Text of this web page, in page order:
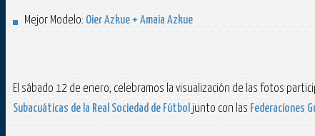
Mejor Modelo: Oier Azkue + Amaia Azkue
El sábado 12 de enero, celebramos la visualización de las fotos
Subacuáticas de la Real Sociedad de Fútbol junto con las Federaciones